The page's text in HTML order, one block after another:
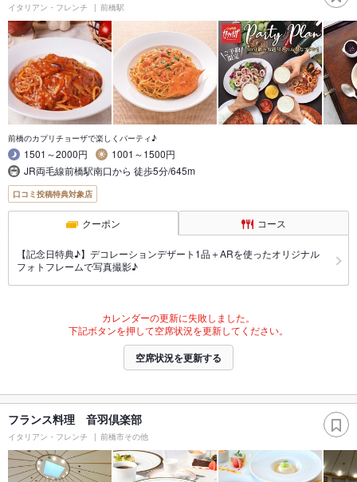
イタリアン・フレンチ 前橋駅
前橋のカプリチョーザで楽しくパーティ♪
1501～2000円
1001～1500円
JR両毛線前橋駅南口から 徒歩5分/645m
口コミ投稿特典対象店
クーポン コース
【記念日特典♪】デコレーションデザート1品＋ARを使ったオリジナル
フォトフレームで写真撮影♪
カレンダーの更新に失敗しました。
下記ボタンを押して空席状況を更新してください。
空席状況を更新する
フランス料理 音羽倶楽部
イタリアン・フレンチ 前橋市その他